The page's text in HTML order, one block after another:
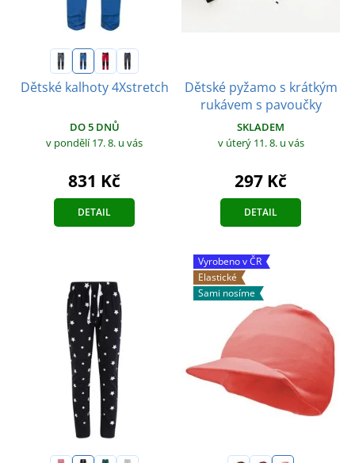
Dětské kalhoty 4Xstretch
DO 5 DNŮ
v pondělí 17. 8. u vás
831 Kč
DETAIL
Dětské pyžamo s krátkým
rukávem s pavoučky
SKLADEM
v úterý 11. 8. u vás
297 Kč
DETAIL
Vyrobeno v ČR
Elastické
Sami nosíme